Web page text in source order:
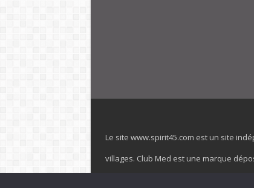
Le site www.spirit45.com est un site
villages. Club Med est une marque